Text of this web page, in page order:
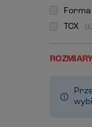
Forma
TCX 1
ROZMIARY